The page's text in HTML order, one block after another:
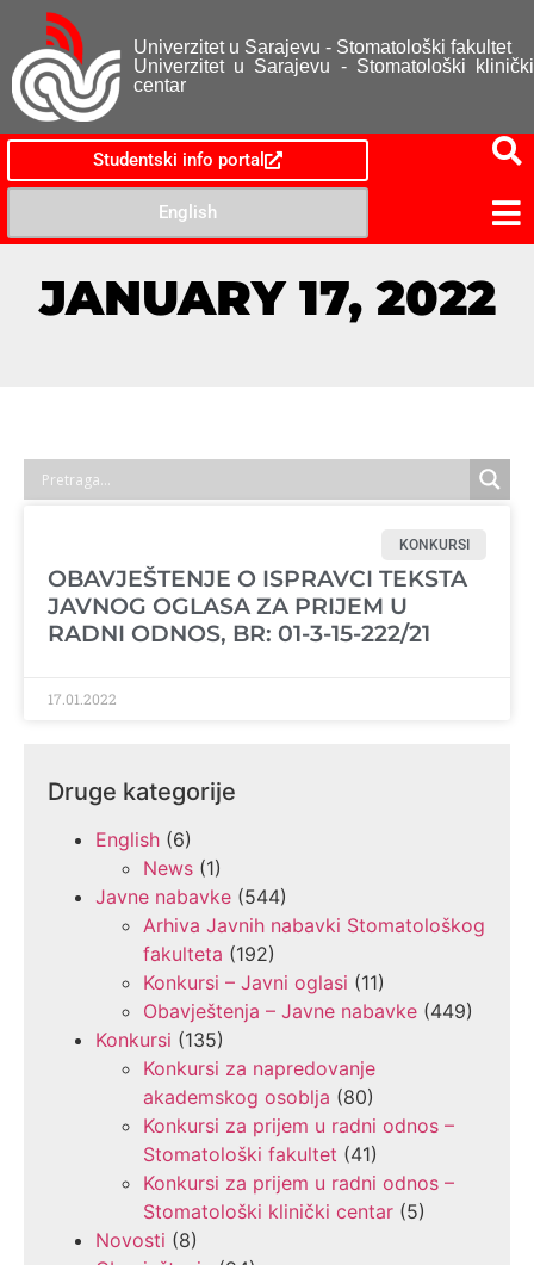
Univerzitet u Sarajevu - Stomatološki fakultet
Univerzitet u Sarajevu - Stomatološki klinički
centar
Studentski info portal
English
JANUARY 17, 2022
KONKURSI
OBAVJEŠTENJE O ISPRAVCI TEKSTA
JAVNOG OGLASA ZA PRIJEM U
RADNI ODNOS, BR: 01-3-15-222/21
17.01.2022
Druge kategorije
English (6)
News (1)
Javne nabavke (544)
Arhiva Javnih nabavki Stomatološkog
fakulteta (192)
Konkursi – Javni oglasi (11)
Obavještenja – Javne nabavke (449)
Konkursi (135)
Konkursi za napredovanje
akademskog osoblja (80)
Konkursi za prijem u radni odnos –
Stomatološki fakultet (41)
Konkursi za prijem u radni odnos –
Stomatološki klinički centar (5)
Novosti (8)